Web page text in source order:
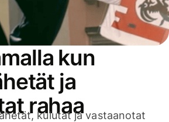
kun
ja
rahaa
kulutat ja vastaanotat